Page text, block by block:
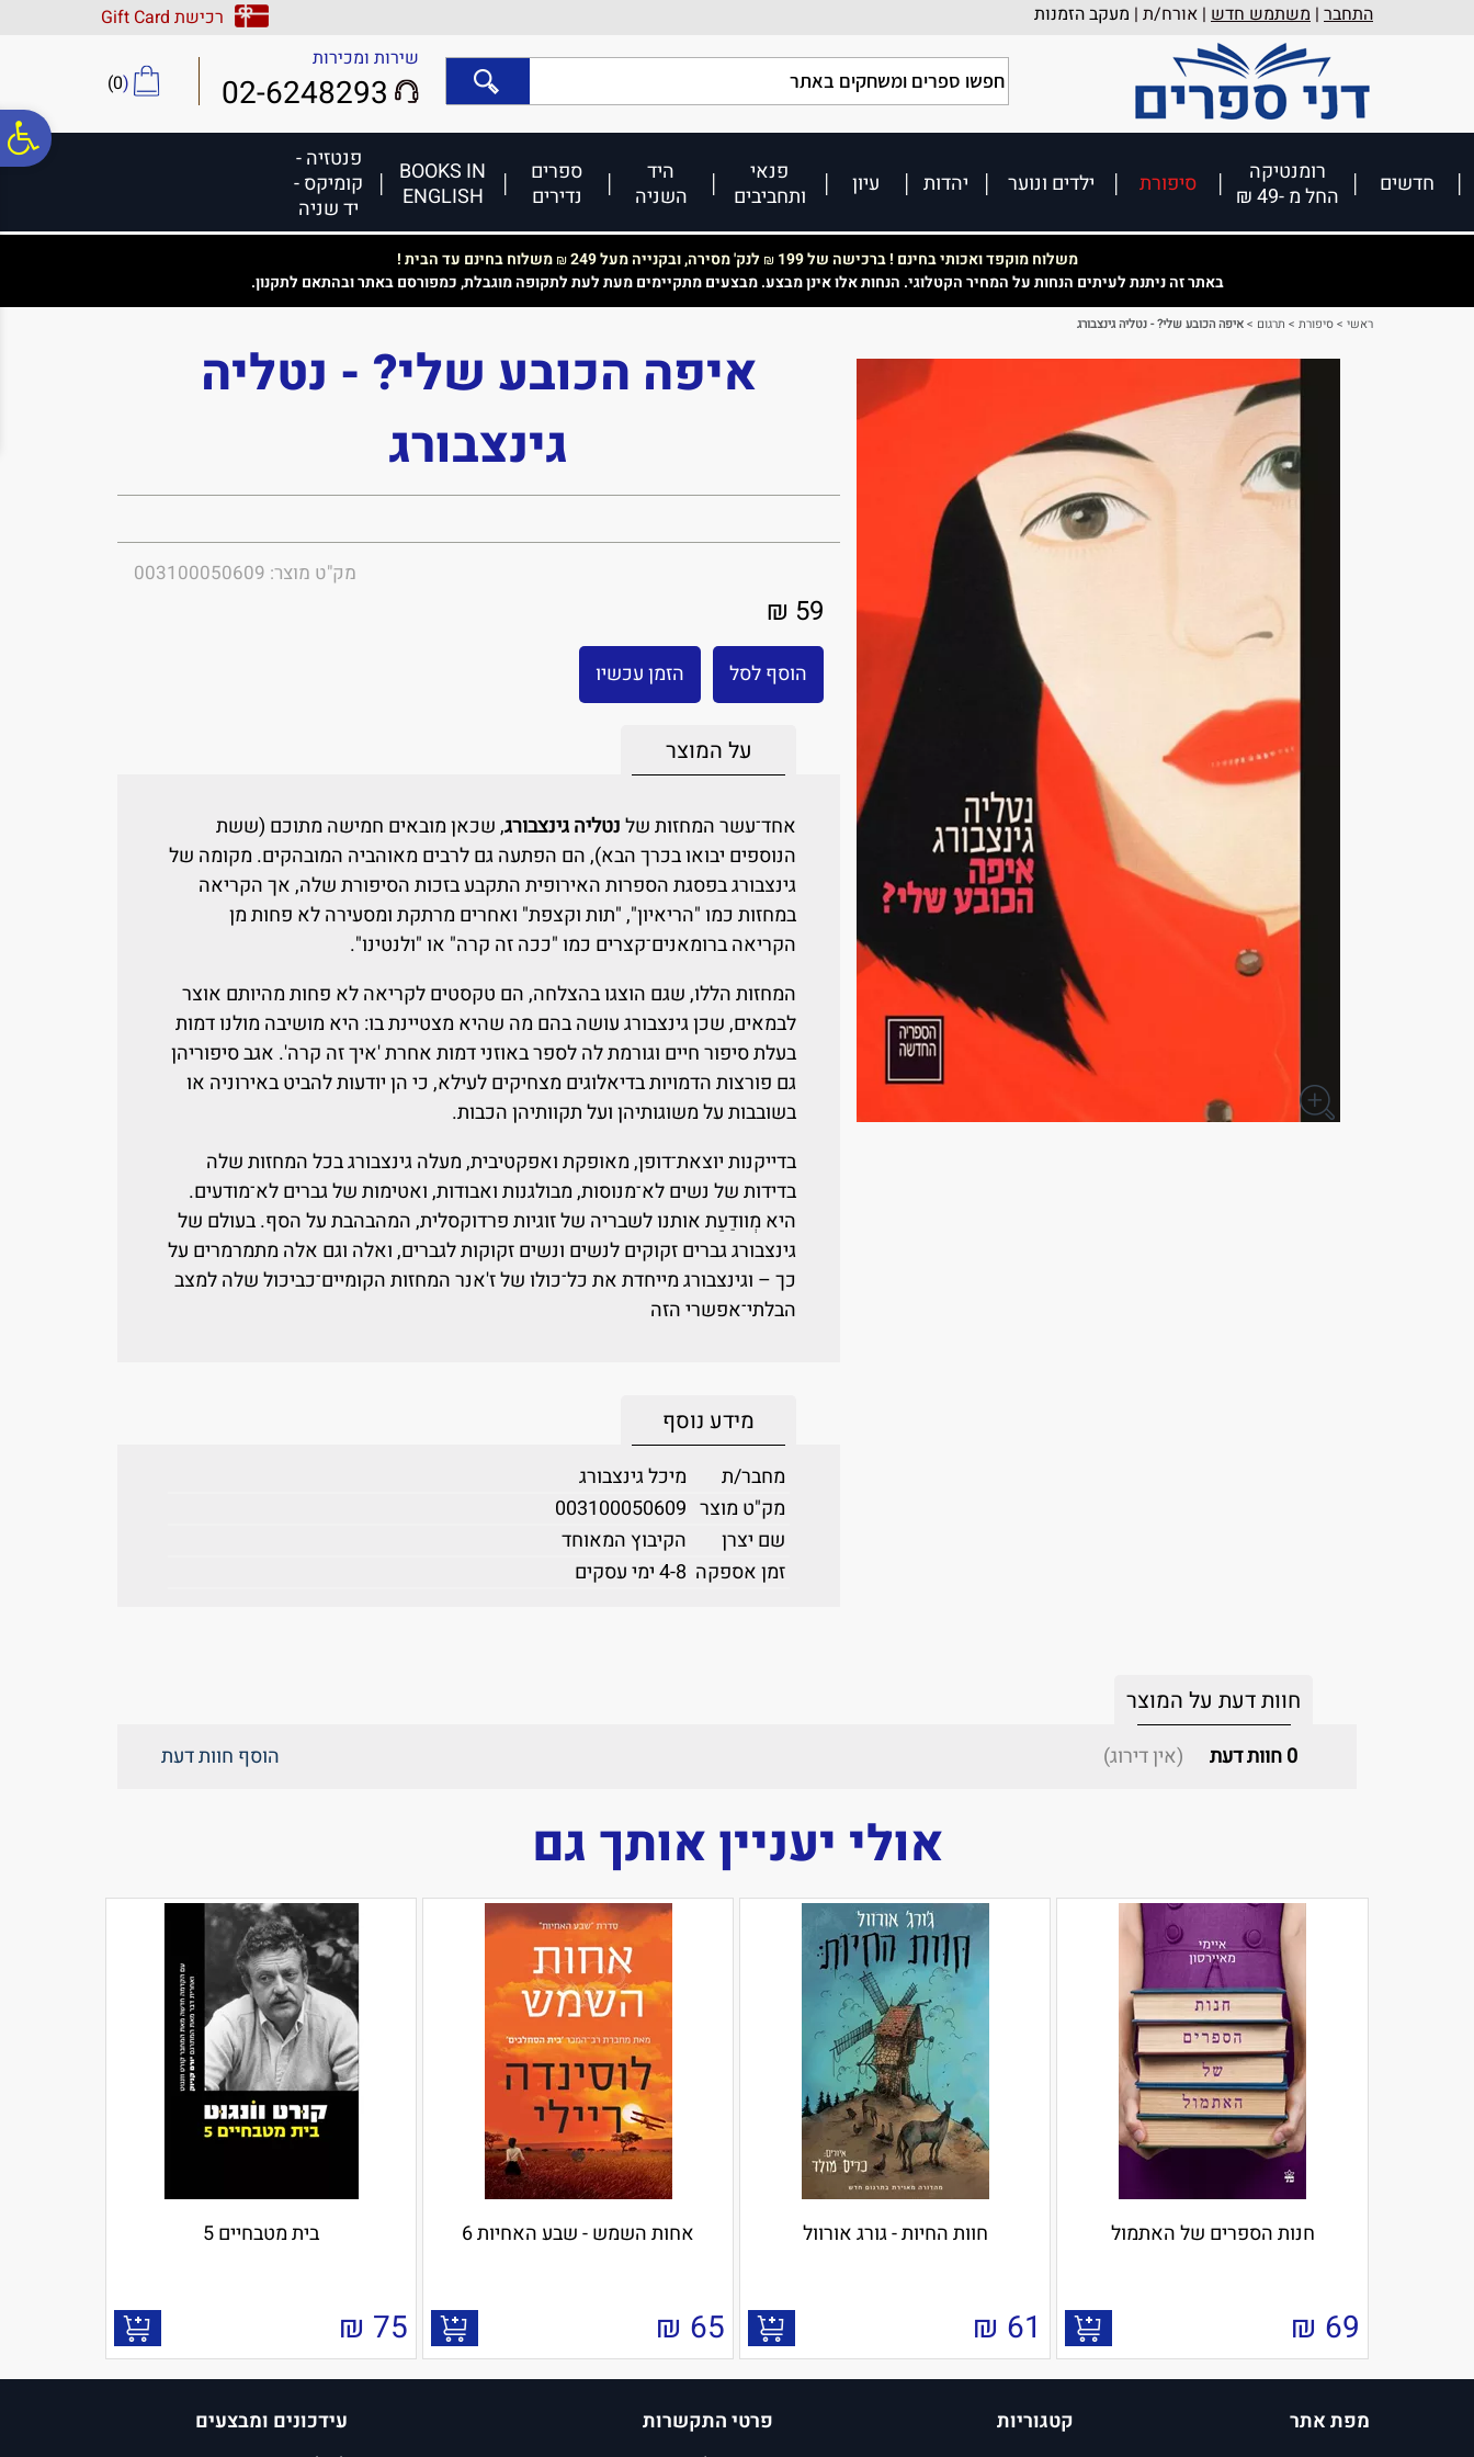
נגישות
אתר
המרכזי
התחבר | משתמש חדש | אורח/ת | מעקב הזמנות
רכישת Gift Card
שירות ומכירות
02-6248293
(
0
)
חדשים
רומנטיקה
החל מ -49 ₪
סיפורת ילדים ונוער יהדות עיון
פנאי
ותחביבים
היד
השניה
ספרים
נדירים
BOOKS IN
ENGLISH
פנטזיה -
קומיקס -
יד שניה
משלוח מוקפד ואכותי בחינם ! ברכישה של 199 ₪ לנק' מסירה, ובקנייה מעל 249 ₪משלוח בחינם עד הבית !
באתר זה ניתנת לעיתים הנחות על המחיר הקטלוגי. הנחות אלו אינן מבצע. מבצעים מתקיימים מעת לעת לתקופה מוגבלת, כמפורסם באתר ובהתאם לתקנון.
ראשי >סיפורת > תרגום >איפה הכובע שלי? - נטליה גינצבורג
איפה הכובע שלי? - נטליה
גינצבורג
מק"ט מוצר: 003100050609
59 ₪
הוסף לסל הזמן עכשיו
על המוצר
אחד־עשר המחזות שלנטליה גינצבורג, שכאן מובאים חמישה מתוכם (ששת
הנוספים יבואו בכרך הבא), הם הפתעה גם לרבים מאוהביה המובהקים. מקומה של
גינצבורג בפסגת הספרות האירופית התקבע בזכות הסיפורת שלה, אך הקריאה
במחזות כמו "הריאיון", "תות וקצפת" ואחרים מרתקת ומסעירה לא פחות מן
הקריאה ברומאנים־קצרים כמו "ככה זה קרה" או "ולנטינו".
המחזות הללו, שגם הוצגו בהצלחה, הם טקסטים לקריאה לא פחות מהיותם אוצר
לבמאים, שכן גינצבורג עושה בהם מה שהיא מצטיינת בו: היא מושיבה מולנו דמות
בעלת סיפור חיים וגורמת לה לספר באוזני דמות אחרת 'איך זה קרה'. אגב סיפוריהן
גם פורצות הדמויות בדיאלוגים מצחיקים לעילא, כי הן יודעות להביט באירוניה או
בשובבות על משוגותיהן ועל תקוותיהן הכבות.
בדייקנות יוצאת־דופן, מאופקת ואפקטיבית, מעלה גינצבורג בכל המחזות שלה
בדידות של נשים לא־מנוסות, מבולגנות ואבודות, ואטימות של גברים לא־מודעים.
היא מְוודַעַת אותנו לשבריה של זוגיות פרדוקסלית, המהבהבת על הסף. בעולם של
גינצבורג גברים זקוקים לנשים ונשים זקוקות לגברים, ואלה וגם אלה מתמרמרים על
כך – וגינצבורג מייחדת את כל־כולו של ז'אנר המחזות הקומיים־כביכול שלה למצב
הבלתי־אפשרי הזה
מידע נוסף
מחבר/ת
מיכל גינצבורג
מק"ט מוצר 003100050609
שם יצרן
הקיבוץ המאוחד
זמן אספקה 4-8 ימי עסקים
חוות דעת על המוצר
0חוות דעת (אין דירוג) הוסף חוות דעת
אולי יעניין אותך גם
חנות הספרים של האתמול
69
₪
חוות החיות - גורג אורוול
61
₪
אחות השמש - שבע האחיות 6
65
₪
בית מטבחיים 5
75
₪
מפת אתר קטגוריות פרטי התקשרות עידכונים ומבצעים